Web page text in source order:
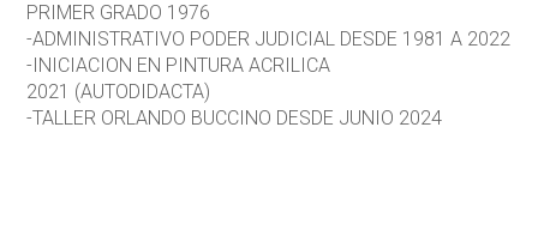
PRIMER GRADO 1976
-ADMINISTRATIVO PODER JUDICIAL DESDE 1981 A 2022
-INICIACION EN PINTURA ACRILICA
2021 (AUTODIDACTA)
-TALLER ORLANDO BUCCINO DESDE JUNIO 2024